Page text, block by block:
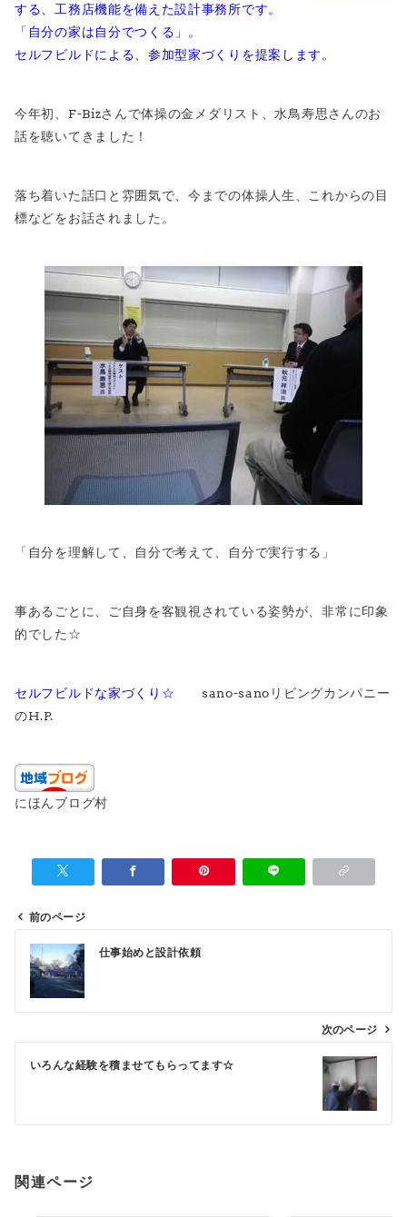
する、工務店機能を備えた設計事務所です。
「自分の家は自分でつくる」。
セルフビルドによる、参加型家づくりを提案します。
今年初、F-Bizさんで体操の金メダリスト、水鳥寿思さんのお
話を聴いてきました！
落ち着いた話口と雰囲気で、今までの体操人生、これからの目
標などをお話されました。
「自分を理解して、自分で考えて、自分で実行する」
事あるごとに、ご自身を客観視されている姿勢が、非常に印象
的でした☆
セルフビルドな家づくり☆ sano-sanoリビングカンパニー
のH.P.
にほんブログ村
投
稿
ナ
ゲ
シ
ン
前のページ
仕事始めと設計依頼
次のページ
いろんな経験を積ませてもらってます☆
関連ページ